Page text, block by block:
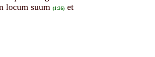
locum suum (1:26) et